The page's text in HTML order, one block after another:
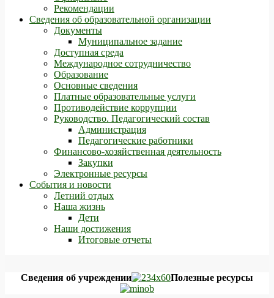
Рекомендации
Сведения об образовательной организации
Документы
Муниципальное задание
Доступная среда
Международное сотрудничество
Образование
Основные сведения
Платные образовательные услуги
Противодействие коррупции
Руководство. Педагогический состав
Администрация
Педагогические работники
Финансово-хозяйственная деятельность
Закупки
Электронные ресурсы
События и новости
Летний отдых
Наша жизнь
Дети
Наши достижения
Итоговые отчеты
Сведения об учреждении Полезные ресурсы